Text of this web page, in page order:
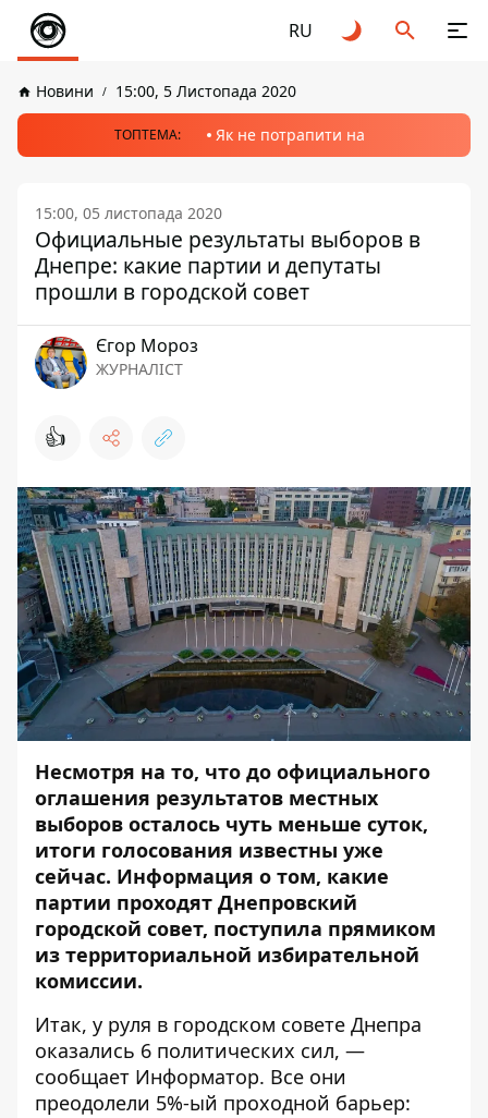
RU
Новини 15:00, 5 Листопада 2020
ТОПТЕМА: Як не потрапити на
15:00, 05 листопада 2020
Официальные результаты выборов в
Днепре: какие партии и депутаты
прошли в городской совет
Єгор Мороз
ЖУРНАЛІСТ
👍
Несмотря на то, что до официального
оглашения результатов местных
выборов осталось чуть меньше суток,
итоги голосования известны уже
сейчас. Информация о том, какие
партии проходят Днепровский
городской совет, поступила прямиком
из территориальной избирательной
комиссии.
Итак, у руля в городском совете Днепра
оказались 6 политических сил, —
сообщает Информатор. Все они
преодолели 5%-ый проходной барьер: